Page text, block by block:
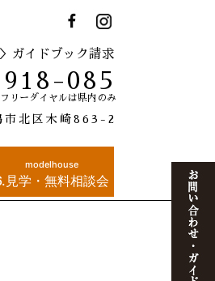
＞ガイドブック請求
085
リーダイヤルは県内のみ
北区木崎863-2
modelhouse
見学・無料相談会